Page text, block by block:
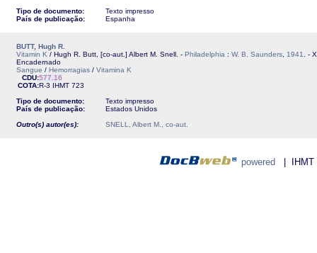
Tipo de documento:
Texto impresso
País de publicação:
Espanha
BUTT, Hugh R.
Vitamin K / Hugh R. Butt, [co-aut.] Albert M. Snell. - Philadelphia : W. B. Saunders 1941
. -
Encadernado
Sangue / Hemorragias / Vitamina K
CDU:577.16
COTA:R-3 IHMT 723
Tipo de documento:
Texto impresso
País de publicação:
Estados Unidos
Outro(s) autor(es):
SNELL, Albert M., co-aut.
powered | IHMT -